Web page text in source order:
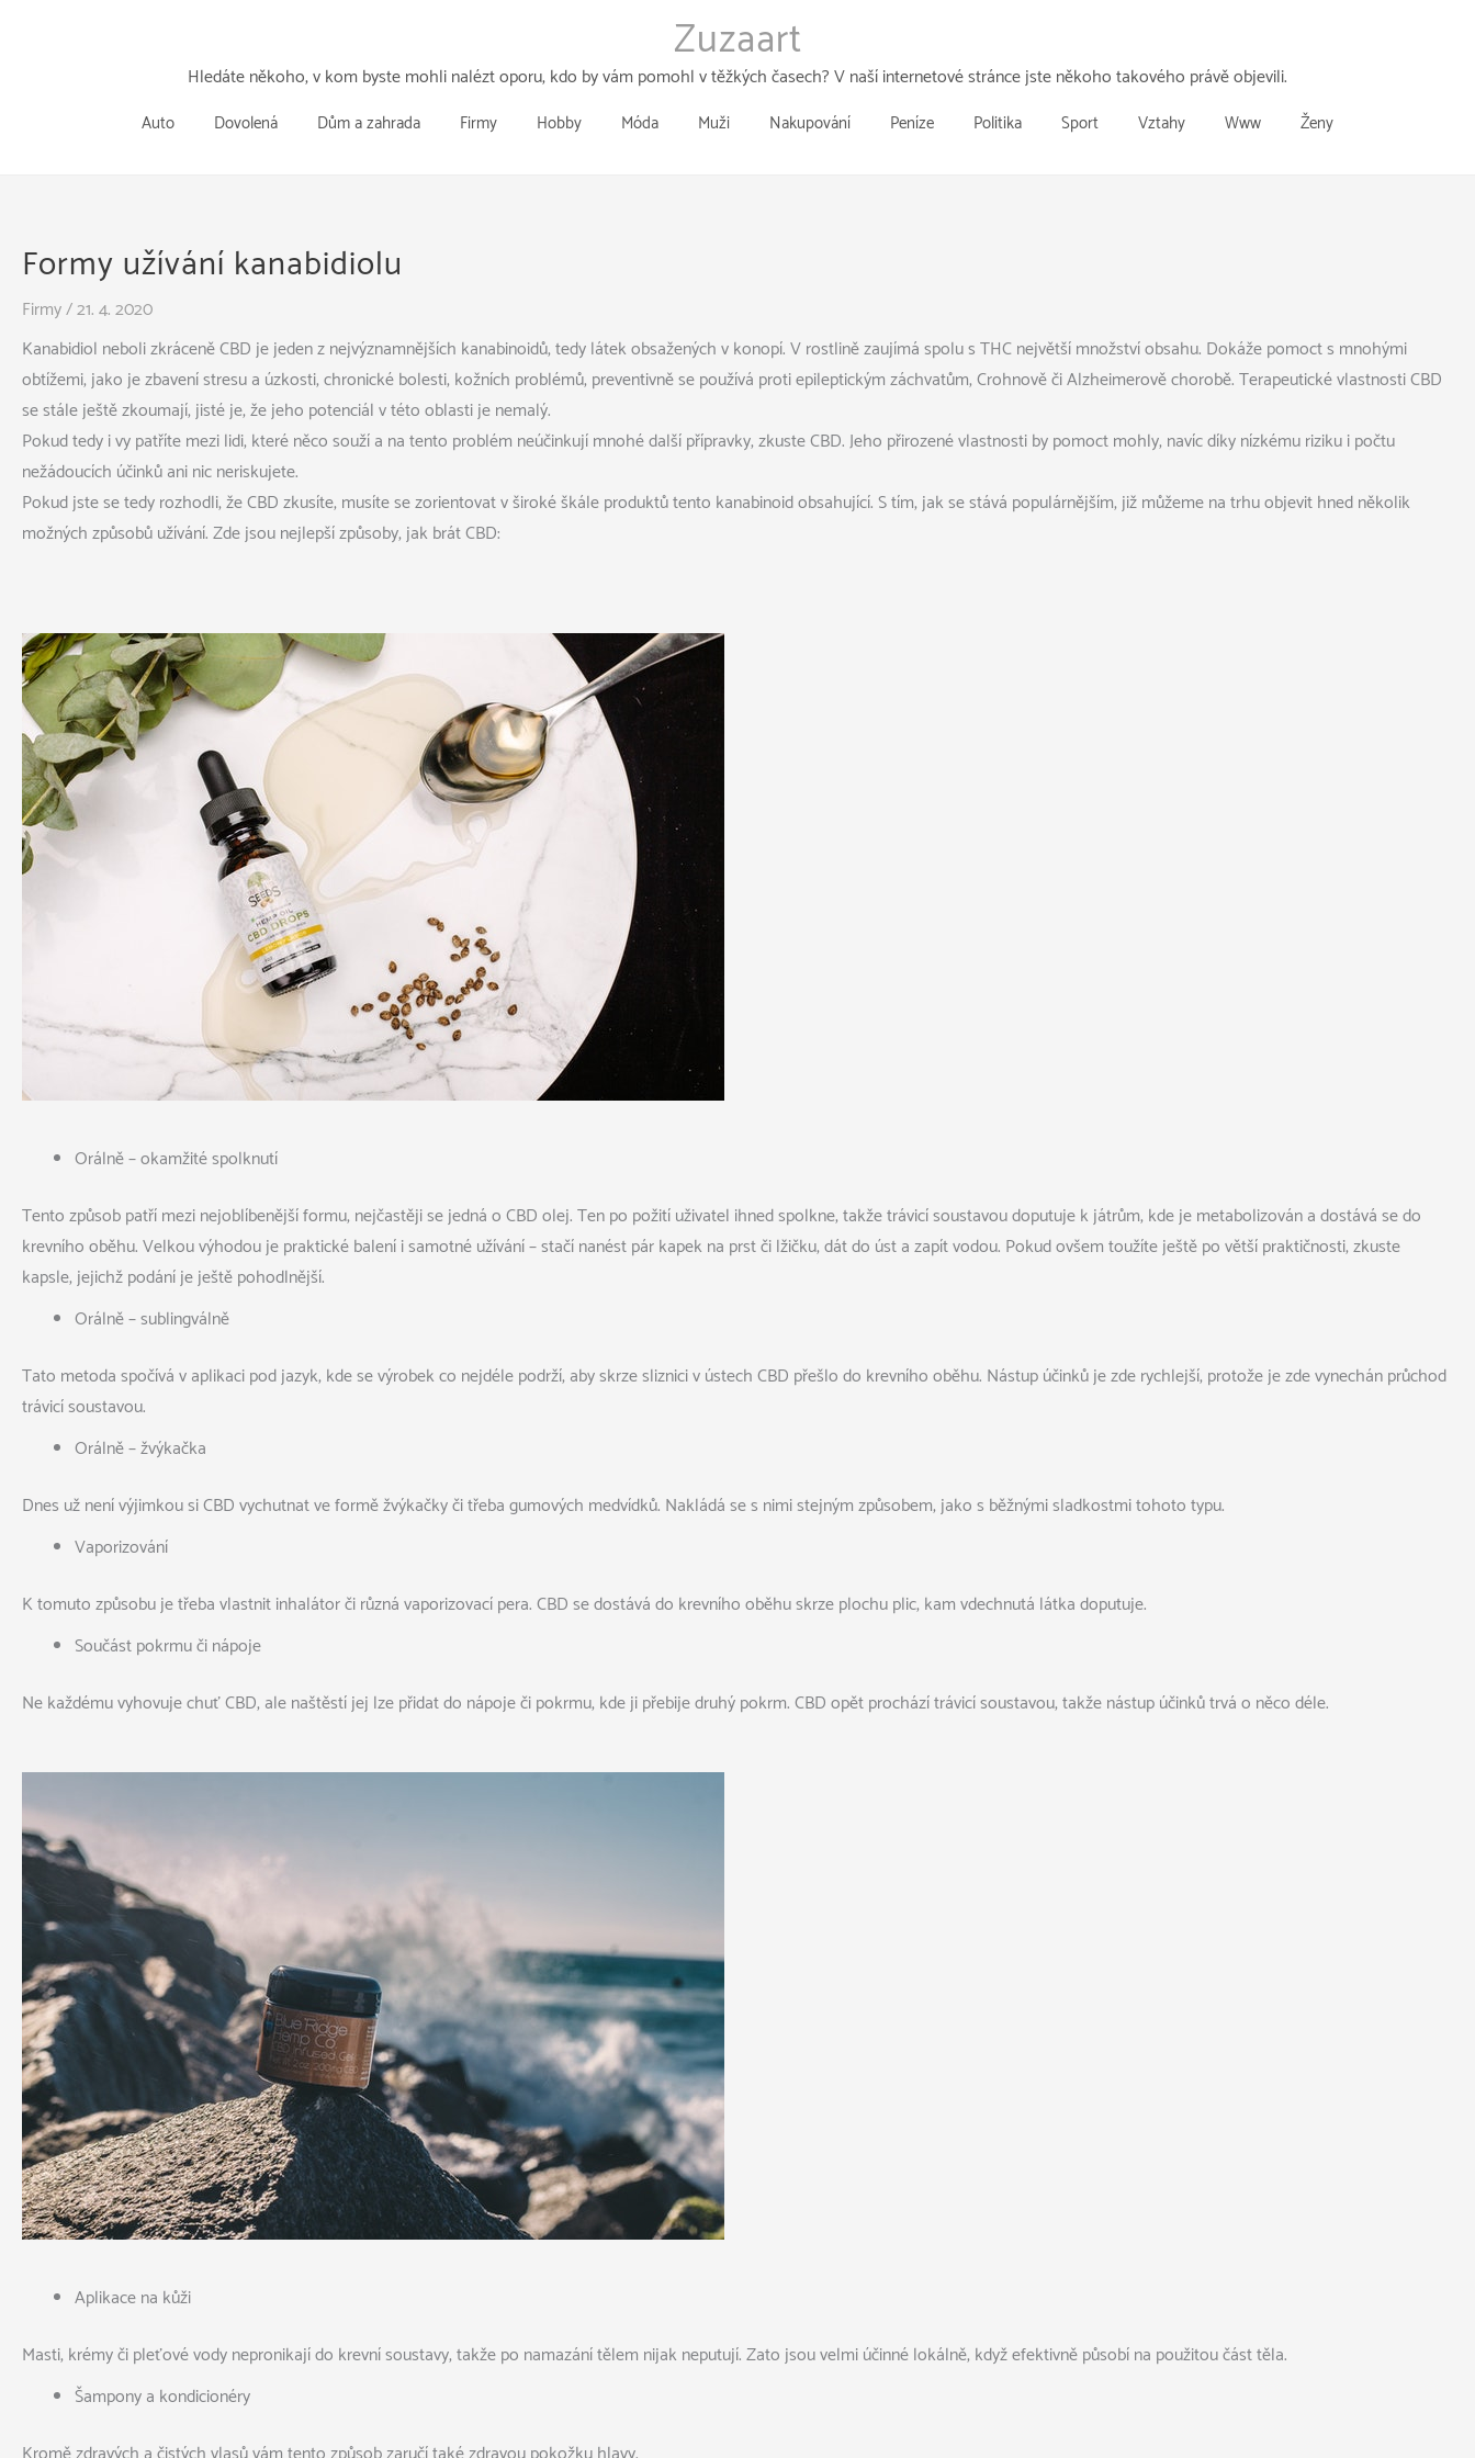
Zuzaart
Hledáte někoho, v kom byste mohli nalézt oporu, kdo by vám pomohl v těžkých časech? V naší internetové stránce jste někoho takového právě objevili.
Auto Dovolená Dům a zahrada Firmy Hobby Móda Muži Nakupování Peníze Politika Sport Vztahy Www Ženy
Formy užívání kanabidiolu
Firmy/21. 4. 2020
Kanabidiol neboli zkráceně CBD je jeden z nejvýznamnějších kanabinoidů, tedy látek obsažených v konopí. V rostlině zaujímá spolu s THC největší množství obsahu. Dokáže pomoct s mnohými
obtížemi, jako je zbavení stresu a úzkosti, chronické bolesti, kožních problémů, preventivně se používá proti epileptickým záchvatům, Crohnově či Alzheimerově chorobě. Terapeutické vlastnosti CBD
se stále ještě zkoumají, jisté je, že jeho potenciál v této oblasti je nemalý.
Pokud tedy i vy patříte mezi lidi, které něco souží a na tento problém neúčinkují mnohé další přípravky, zkuste CBD. Jeho přirozené vlastnosti by pomoct mohly, navíc díky nízkému riziku i počtu
nežádoucích účinků ani nic neriskujete.
Pokud jste se tedy rozhodli, že CBD zkusíte, musíte se zorientovat v široké škále produktů tento kanabinoid obsahující. S tím, jak se stává populárnějším, již můžeme na trhu objevit hned několik
možných způsobů užívání. Zde jsounejlepší způsoby, jak brát CBD:
Orálně – okamžité spolknutí
Tento způsob patří mezi nejoblíbenější formu, nejčastěji se jedná o CBD olej. Ten po požití uživatel ihned spolkne, takže trávicí soustavou doputuje k játrům, kde je metabolizován a dostává se do
krevního oběhu. Velkou výhodou je praktické balení i samotné užívání – stačí nanést pár kapek na prst či lžičku, dát do úst a zapít vodou. Pokud ovšem toužíte ještě po větší praktičnosti, zkuste
kapsle, jejichž podání je ještě pohodlnější.
Orálně – sublingválně
Tato metoda spočívá v aplikaci pod jazyk, kde se výrobek co nejdéle podrží, aby skrze sliznici v ústech CBD přešlo do krevního oběhu. Nástup účinků je zde rychlejší, protože je zde vynechán průchod
trávicí soustavou.
Orálně – žvýkačka
Dnes už není výjimkou si CBD vychutnat ve formě žvýkačky či třeba gumových medvídků. Nakládá se s nimi stejným způsobem, jako s běžnými sladkostmi tohoto typu.
Vaporizování
K tomuto způsobu je třeba vlastnit inhalátor či různá vaporizovací pera. CBD se dostává do krevního oběhu skrze plochu plic, kam vdechnutá látka doputuje.
Součást pokrmu či nápoje
Ne každému vyhovuje chuť CBD, ale naštěstí jej lze přidat do nápoje či pokrmu, kde ji přebije druhý pokrm. CBD opět prochází trávicí soustavou, takže nástup účinků trvá o něco déle.
Aplikace na kůži
Masti, krémy či pleťové vody nepronikají do krevní soustavy, takže po namazání tělem nijak neputují. Zato jsou velmi účinné lokálně, když efektivně působí na použitou část těla.
Šampony a kondicionéry